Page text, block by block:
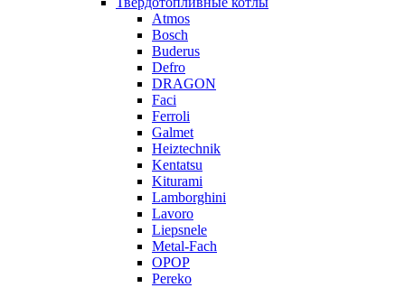
Atmos
Bosch
Buderus
Defro
DRAGON
Faci
Ferroli
Galmet
Heiztechnik
Kentatsu
Kiturami
Lamborghini
Lavoro
Liepsnele
Metal-Fach
OPOP
Pereko